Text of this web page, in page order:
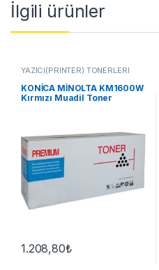
İlgili ürünler
YAZICI(PRİNTER) TONERLERİ
KONİCA MİNOLTA KM1600W
Kırmızı Muadil Toner
1.208,80₺